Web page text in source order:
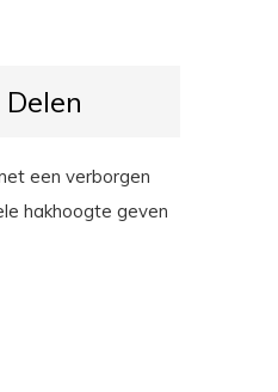
Delen
een verborgen
hakhoogte geven